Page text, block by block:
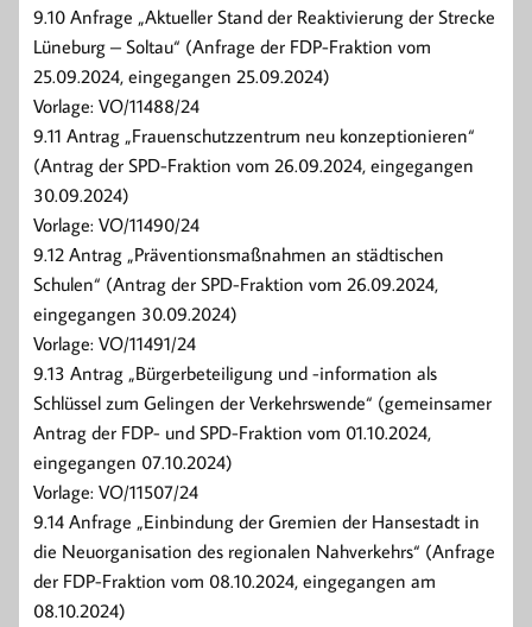
9.10 Anfrage „Aktueller Stand der Reaktivierung der Strecke
Lüneburg – Soltau“ (Anfrage der FDP-Fraktion vom
25.09.2024, eingegangen 25.09.2024)
Vorlage: VO/11488/24
9.11 Antrag „Frauenschutzzentrum neu konzeptionieren“
(Antrag der SPD-Fraktion vom 26.09.2024, eingegangen
30.09.2024)
Vorlage: VO/11490/24
9.12 Antrag „Präventionsmaßnahmen an städtischen
Schulen“ (Antrag der SPD-Fraktion vom 26.09.2024,
eingegangen 30.09.2024)
Vorlage: VO/11491/24
9.13 Antrag „Bürgerbeteiligung und -information als
Schlüssel zum Gelingen der Verkehrswende“ (gemeinsamer
Antrag der FDP- und SPD-Fraktion vom 01.10.2024,
eingegangen 07.10.2024)
Vorlage: VO/11507/24
9.14 Anfrage „Einbindung der Gremien der Hansestadt in
die Neuorganisation des regionalen Nahverkehrs“ (Anfrage
der FDP-Fraktion vom 08.10.2024, eingegangen am
08.10.2024)